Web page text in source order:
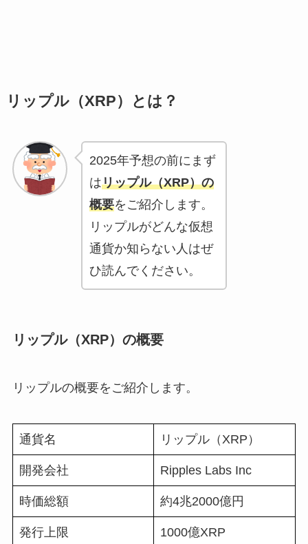
リップル（XRP）とは？
2025年予想の前にまず
はリップル（XRP）の
概要をご紹介します。
リップルがどんな仮想
通貨か知らない人はぜ
ひ読んでください。
リップル（XRP）の概要
リップルの概要をご紹介します。
通貨名 リップル（XRP）
開発会社 Ripples Labs Inc
時価総額 約4兆2000億円
発行上限 1000億XRP